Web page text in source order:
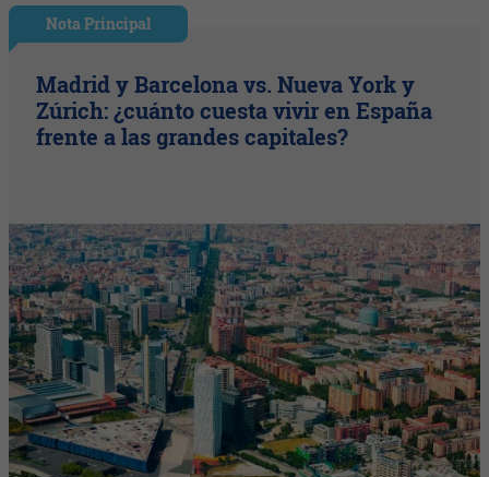
Nota Principal
Madrid y Barcelona vs. Nueva York y
Zúrich: ¿cuánto cuesta vivir en España
frente a las grandes capitales?